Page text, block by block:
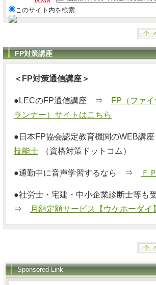
このサイト内を検索
FP対策講座
＜FP対策通信講座＞
●LECのFP通信講座 ⇒
FP（ファ
ランナー）サイトはこちら
●日本FP協会認定教育機関のWEB
技能士
（資格対策ドットコム）
●通勤中に音声学習するなら ⇒ Ｆ
●社労士・宅建・中小企業診断士等も
⇒
月額定額サービス【ウケホーダイ】
Sponsored Link